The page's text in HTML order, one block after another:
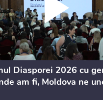
Diasporei 2026 cu
am fi, Moldova ne